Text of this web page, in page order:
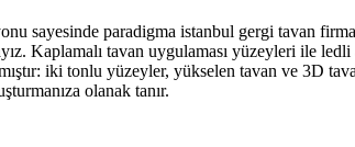
sayesinde paradigma istanbul gergi tavan
Kaplamalı tavan uygulaması yüzeyleri ile
iki tonlu yüzeyler, yükselen tavan ve 3D
olanak tanır.